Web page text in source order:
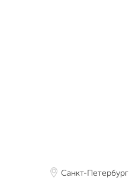
Санкт-Петербург